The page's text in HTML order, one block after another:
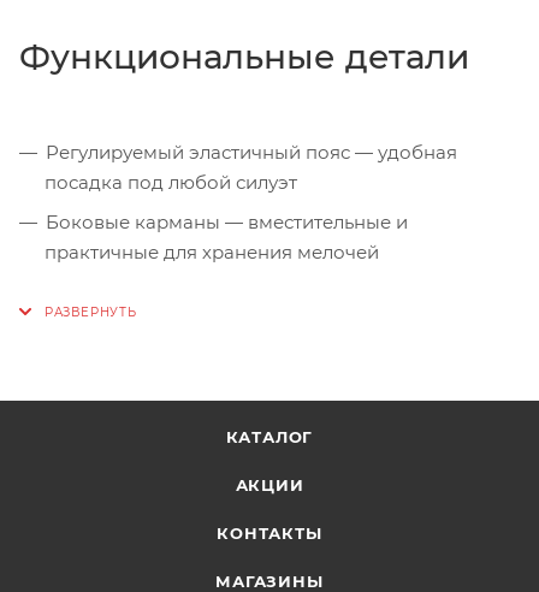
Функциональные детали
Регулируемый эластичный пояс — удобная
посадка под любой силуэт
Боковые карманы — вместительные и
практичные для хранения мелочей
КАТАЛОГ
АКЦИИ
КОНТАКТЫ
МАГАЗИНЫ